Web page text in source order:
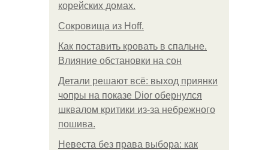
корейских домах.
Сокровища из Hoff.
Как поставить кровать в спальне.
Влияние обстановки на сон
Детали решают всё: выход приянки
чопры на показе Dior обернулся
шквалом критики из-за небрежного
пошива.
Невеста без права выбора: как